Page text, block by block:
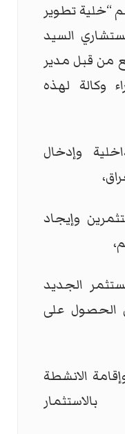
“خلية تطوير
السيد
من قبل مدير
وكالة لهذه
وإدخال
وإيجاد
الجديد
الحصول على
الانشطة